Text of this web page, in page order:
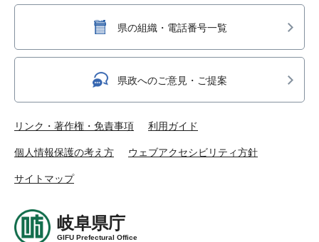
県の組織・電話番号一覧
県政へのご意見・ご提案
リンク・著作権・免責事項 利用ガイド
個人情報保護の考え方 ウェブアクセシビリティ方針
サイトマップ
岐阜県庁
GIFU Prefectural Office